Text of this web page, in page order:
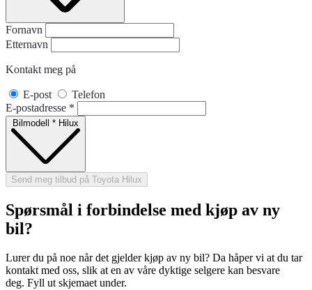
Fornavn
Etternavn
Kontakt meg på
E-post
Telefon
E-postadresse *
Bilmodell * Hilux
Send meg tilbud på Toyota Hilux
Spørsmål i forbindelse med kjøp av ny
bil?
Lurer du på noe når det gjelder kjøp av ny bil? Da håper vi at du tar
kontakt med oss, slik at en av våre dyktige selgere kan besvare
deg. Fyll ut skjemaet under.